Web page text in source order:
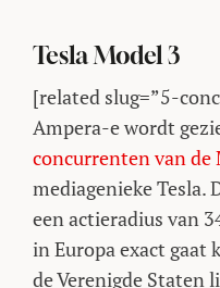
Tesla Model 3
[related slug=”5-
Ampera-e wordt
concurrenten van de
mediagenieke Tesla.
een actieradius van
in Europa exact gaat
de Verenigde Staten